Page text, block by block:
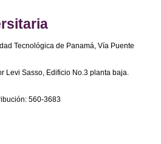
Tecnológica de Panamá, Vía Puente
Levi Sasso, Edificio No.3 planta baja.
560-3683